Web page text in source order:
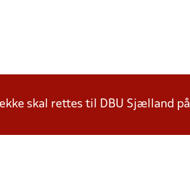
skal rettes til DBU Sjælland på